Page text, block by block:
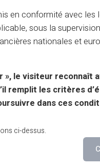
en conformité avec les
sous la
nationales et
», le visiteur reconnaît
remplit les critères
dans ces
ci-dessus.